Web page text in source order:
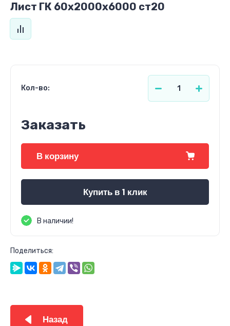
Лист ГК 60х2000х6000 ст20
Кол-во:
Заказать
В корзину
Купить в 1 клик
В наличии!
Поделиться:
Назад